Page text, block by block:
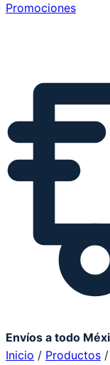
Promociones
Envíos a todo
Inicio / Productos /